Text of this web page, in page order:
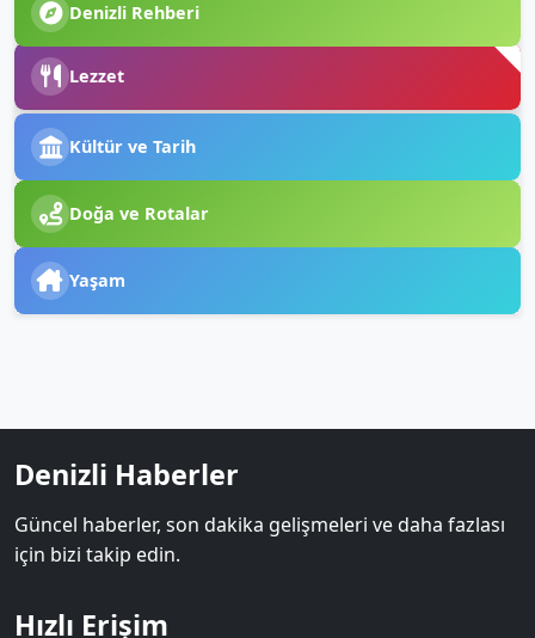
Denizli Rehberi
Lezzet
Kültür ve Tarih
Doğa ve Rotalar
Yaşam
Denizli Haberler
Güncel haberler, son dakika gelişmeleri ve daha fazlası
için bizi takip edin.
Hızlı Erişim